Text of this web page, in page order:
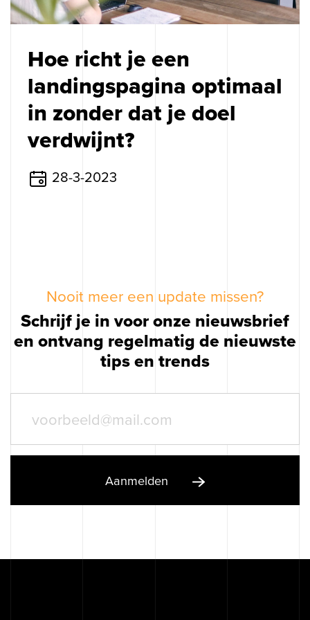
Hoe richt je een
landingspagina optimaal
in zonder dat je doel
verdwijnt?
28-3-2023
Nooit meer een update missen?
Schrijf je in voor onze nieuwsbrief
en ontvang regelmatig de nieuwste
tips en trends
Aanmelden
Algemene voorwaarden
Cookies